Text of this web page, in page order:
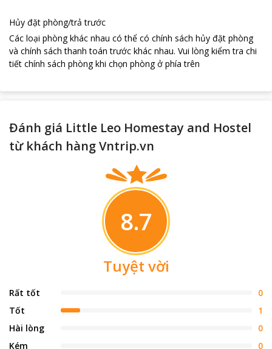
Hủy đặt phòng/trả trước
Các loại phòng khác nhau có thể có chính sách hủy đặt phòng
và chính sách thanh toán trước khác nhau. Vui lòng kiểm tra chi
tiết chính sách phòng khi chọn phòng ở phía trên
Đánh giá Little Leo Homestay and Hostel
từ khách hàng Vntrip.vn
8.7
Tuyệt vời
Rất tốt
0
Tốt
1
Hài lòng
0
Kém
0